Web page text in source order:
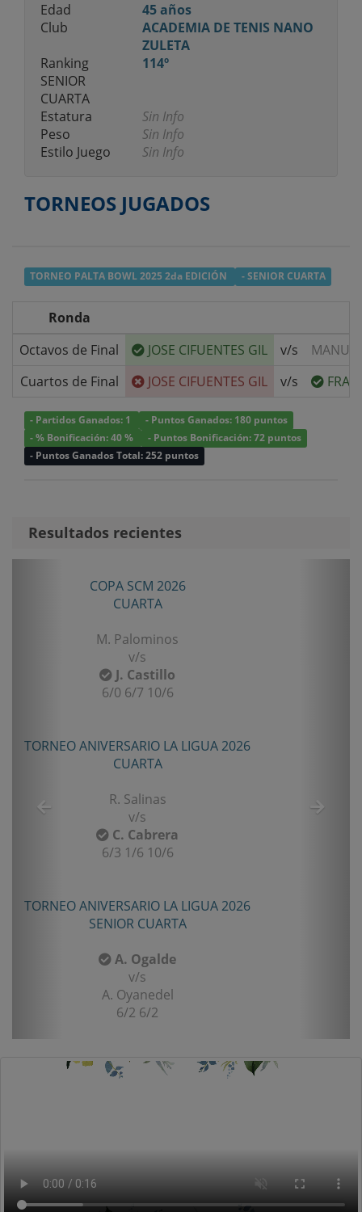
Edad
45 años
Club
ACADEMIA DE TENIS NANO
ZULETA
Ranking
SENIOR
CUARTA
114º
Estatura
Sin Info
Peso
Sin Info
Estilo Juego
Sin Info
TORNEOS JUGADOS
TORNEO PALTA BOWL 2025 2da EDICIÓN - SENIOR CUARTA
Ronda
Octavos de Final
JOSE CIFUENTES GIL v/s
Cuartos de Final
JOSE CIFUENTES GIL v/s
- Partidos Ganados: 1
- Puntos Ganados: 180 puntos
- % Bonificación: 40 %
- Puntos Bonificación: 72 puntos
- Puntos Ganados Total: 252 puntos
Resultados recientes
COPA SCM 2026
CUARTA
M. Palominos
v/s
J. Castillo
6/0 6/7 10/6
TORNEO ANIVERSARIO LA LIGUA 2026
CUARTA
R. Salinas
v/s
C. Cabrera
6/3 1/6 10/6
TORNEO ANIVERSARIO LA LIGUA 2026
SENIOR CUARTA
A. Ogalde
v/s
A. Oyanedel
6/2 6/2